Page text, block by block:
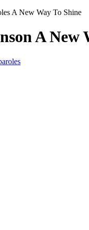
A New Way To Shine
A New